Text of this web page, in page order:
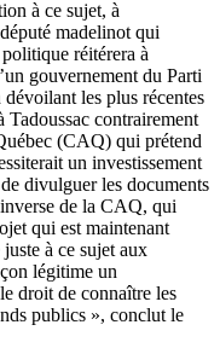
à ce sujet, à
madelinot qui
réitérera à
gouvernement du Parti
les plus récentes
Tadoussac contrairement
(CAQ) qui prétend
un investissement
divulguer les documents
de la CAQ, qui
qui est maintenant
à ce sujet aux
légitime un
droit de connaître les
publics », conclut le